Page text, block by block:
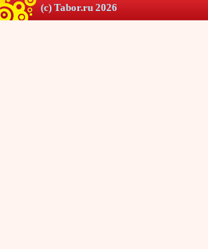
(c) Tabor.ru 2026